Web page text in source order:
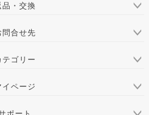
品・交換
問合せ先
テゴリー
イページ